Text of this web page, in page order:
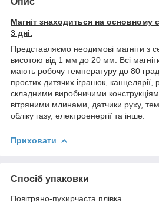
Магніт знаходиться на основному
3 дні.
Представляємо неодимові магніти з
висотою від 1 мм до 20 мм. Всі
мають робочу температуру до 80
простих дитячих іграшок, канцелярії,
складними виробничими
вітряними млинами, датчики руху,
обліку газу, електроенергії та інше.
Приховати
Спосіб упаковки
Повітряно-пухирчаста плівка